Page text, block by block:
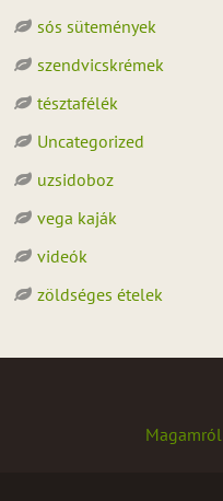
sós sütemények
szendvicskrémek
tésztafélék
Uncategorized
uzsidoboz
vega kaják
videók
zöldséges ételek
Magamról